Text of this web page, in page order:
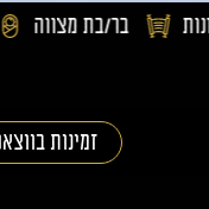
מצווה בריתות
זמינות בווצאפ